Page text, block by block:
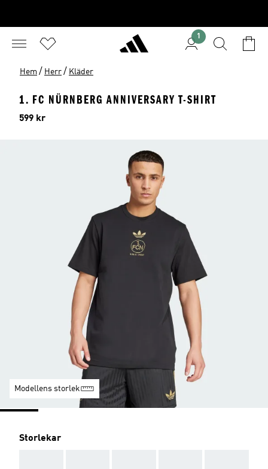
1
Hem / Herr / Kläder
1. FC NÜRNBERG ANNIVERSARY T-SHIRT
Pris
599 kr
Modellens storlek
Storlekar